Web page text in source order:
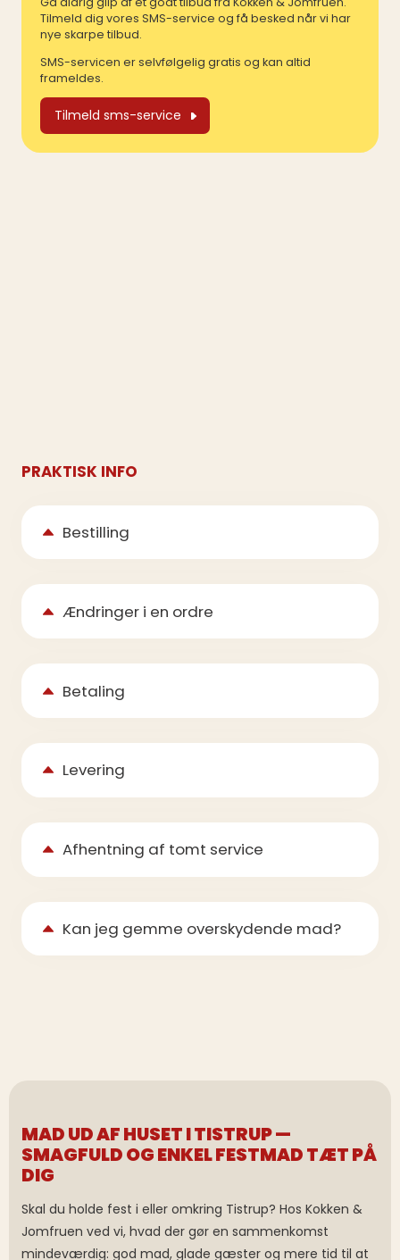
Tilmeld dig vores SMS-service og få besked når vi har
nye skarpe tilbud.
SMS-servicen er selvfølgelig gratis og kan altid
frameldes.
Tilmeld sms-service
PRAKTISK INFO
Bestilling
Ændringer i en ordre
Betaling
Levering
Afhentning af tomt service
Kan jeg gemme overskydende mad?
MAD UD AF HUSET I TISTRUP —
SMAGFULD OG ENKEL FESTMAD TÆT PÅ
DIG
Skal du holde fest i eller omkring Tistrup? Hos Kokken &
Jomfruen ved vi, hvad der gør en sammenkomst
mindeværdig: god mad, glade gæster og mere tid til at